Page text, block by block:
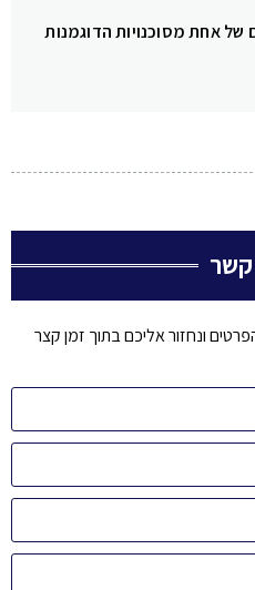
אחת מסוכנויות הדוגמנות
קשר
ונחזור אליכם בתוך זמן קצר